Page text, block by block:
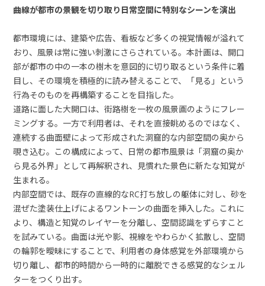
曲線が都市の景観を切り取り日常空間に特別なシーンを演出
都市環境には、建築や広告、看板など多くの視覚情報が溢れて
おり、風景は常に強い刺激にさらされている。本計画は、開口
部が都市の中の一本の樹木を意図的に切り取るという条件に着
目し、その環境を積極的に読み替えることで、「見る」という
行為そのものを再構築することを目指した。
道路に面した大開口は、街路樹を一枚の風景画のようにフレー
ミングする。一方で利用者は、それを直接眺めるのではなく、
連続する曲面壁によって形成された洞窟的な内部空間の奥から
覗き込む。この構成によって、日常の都市風景は「洞窟の奥か
ら見る外界」として再解釈され、見慣れた景色に新たな知覚が
生まれる。
内部空間では、既存の直線的なRC打ち放しの躯体に対し、砂を
混ぜた塗装仕上げによるワントーンの曲面を挿入した。これに
より、構造と知覚のレイヤーを分離し、空間認識をずらすこと
を試みている。曲面は光や影、視線をやわらかく拡散し、空間
の輪郭を曖昧にすることで、利用者の身体感覚を外部環境から
切り離し、都市的時間から一時的に離脱できる感覚的なシェル
ターをつくり出す。